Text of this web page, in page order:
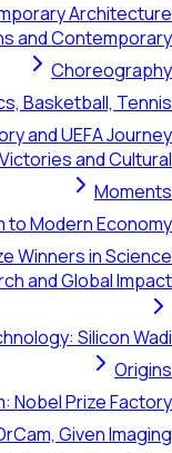
Architecture
and Contemporary
Choreography
Basketball, Tennis
and UEFA Journey
and Cultural
Moments
to Modern Economy
Winners in Science
and Global Impact
Silicon Wadi
Origins
Nobel Prize Factory
Given Imaging